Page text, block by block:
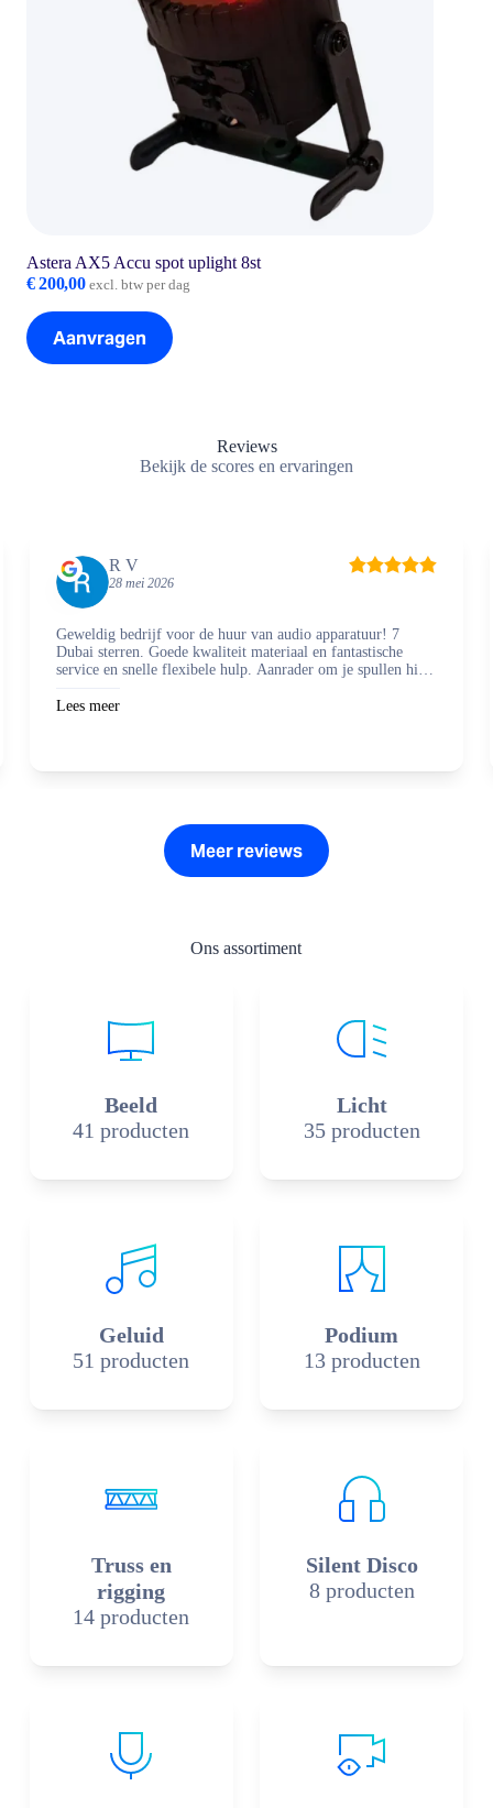
Astera AX5 Accu spot uplight 8st
€200,00 excl. btw per dag
Aanvragen
Reviews
Bekijk de scores en ervaringen
R V
28 mei 2026
Geweldig bedrijf voor de huur van audio apparatuur! 7
Dubai sterren. Goede kwaliteit materiaal en fantastische
service en snelle flexibele hulp. Aanrader om je spullen hier
Lees meer
Meer reviews
Ons assortiment
Beeld
41 producten
Licht
35 producten
Geluid
51 producten
Podium
13 producten
Truss en
rigging
14 producten
Silent Disco
8 producten